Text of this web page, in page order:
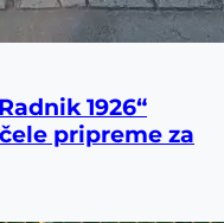
1926“
pripreme za